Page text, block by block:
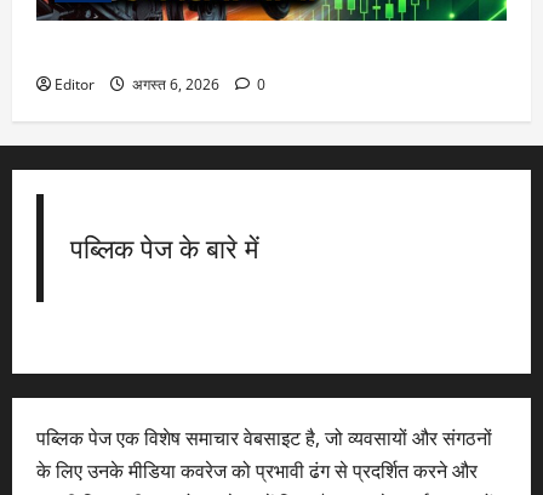
Editor अगस्त 6, 2026 0
पब्लिक पेज के बारे में
पब्लिक पेज एक विशेष समाचार वेबसाइट है, जो व्यवसायों और संगठनों
के लिए उनके मीडिया कवरेज को प्रभावी ढंग से प्रदर्शित करने और